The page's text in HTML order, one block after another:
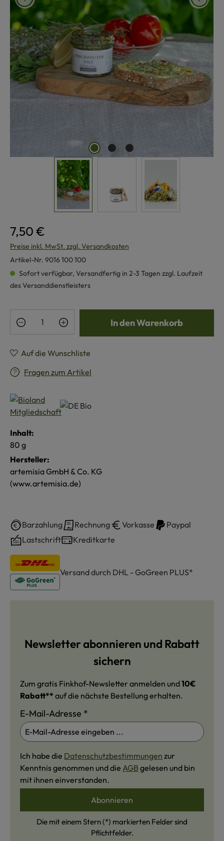
7,50 €
Preise inkl. MwSt. zzgl. Versandkosten
Artikel-Nr. 9016 100 100
Sofort verfügbar, Versandfertig in 2-3 Tagen zzgl. Laufzeit
des Versanddienstleisters
Produkt Anzahl: Gib den gewünschten
In den Warenkorb
Auf die Wunschliste
Fragen zum Artikel
Inhalt:
80 g
Hersteller:
artemisia GmbH & Co. KG
(www.artemisia.de)
Barzahlung Rechnung Vorkasse
Paypal
Lastschrift
Kreditkarte
Versand durch DHL - GoGreen PLUS*
Newsletter abonnieren und Rabatt
sichern
Zum gratis Finkhof-Newsletter anmelden und10€
Rabatt** auf die nächste Bestellung erhalten.
E-Mail-Adresse *
Ich habe die Datenschutzbestimmungen zur
Kenntnis genommen und die AGB gelesen und bin
mit ihnen einverstanden.
Abonnieren
Die mit einem Stern (*) markierten Felder sind
Pflichtfelder.